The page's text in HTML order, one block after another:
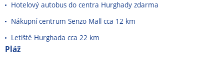
Hotelový autobus do centra Hurghady zdarma
Nákupní centrum Senzo Mall cca 12 km
Letiště Hurghada cca 22 km
Pláž